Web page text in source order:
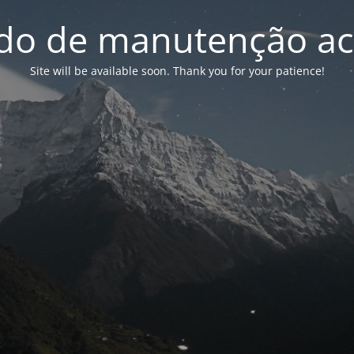
de manutenção
Site will be available soon. Thank you for your patience!